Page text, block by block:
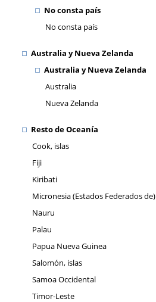
No consta país
No consta país
Australia y Nueva Zelanda
Australia y Nueva Zelanda
Australia
Nueva Zelanda
Resto de Oceanía
Cook, islas
Fiji
Kiribati
Micronesia (Estados Federados de)
Nauru
Palau
Papua Nueva Guinea
Salomón, islas
Samoa Occidental
Timor-Leste